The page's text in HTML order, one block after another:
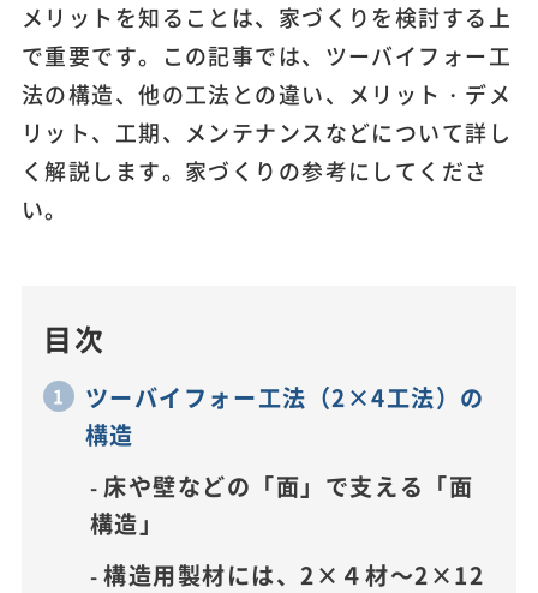
メリットを知ることは、家づくりを検討する上
で重要です。この記事では、ツーバイフォー工
法の構造、他の工法との違い、メリット・デメ
リット、工期、メンテナンスなどについて詳し
く解説します。家づくりの参考にしてくださ
い。
目次
ツーバイフォー工法（2×4工法）の
構造
床や壁などの「面」で支える「面
構造」
構造用製材には、2×４材～2×12